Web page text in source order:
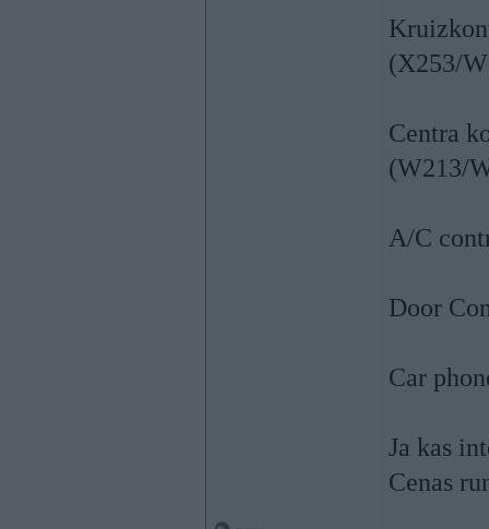
(X253/
Centra
(W213/
A/C
Door
Car
Ja kas
Cenas